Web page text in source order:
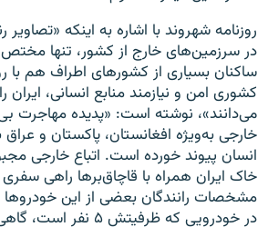
روزنامه شهروند با اشاره به اینکه «تصاویر
در سرزمین‌های خارج از کشور، تنها
ساکنان بسیاری از کشورهای اطراف هم با
کشوری امن و نیازمند منابع انسانی،
می‌دانند»، نوشته است: «پدیده مهاجرت
خارجی به‌ویژه افغانستان، پاکستان و عراق
انسان پیوند خورده است. اتباع خارجی
خاک ایران همراه با قاچاق‌بر‌ها راهی
مشخصات رانندگان بعضی از این